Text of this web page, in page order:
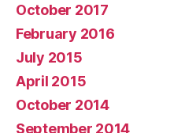
October 2017
February 2016
July 2015
April 2015
October 2014
September 2014